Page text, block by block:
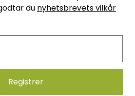
du nyhetsbrevets vilkår